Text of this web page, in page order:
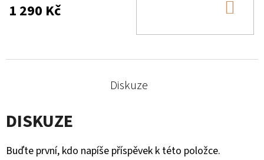
1 290 Kč
Diskuze
DISKUZE
Buďte první, kdo napíše příspěvek k této položce.